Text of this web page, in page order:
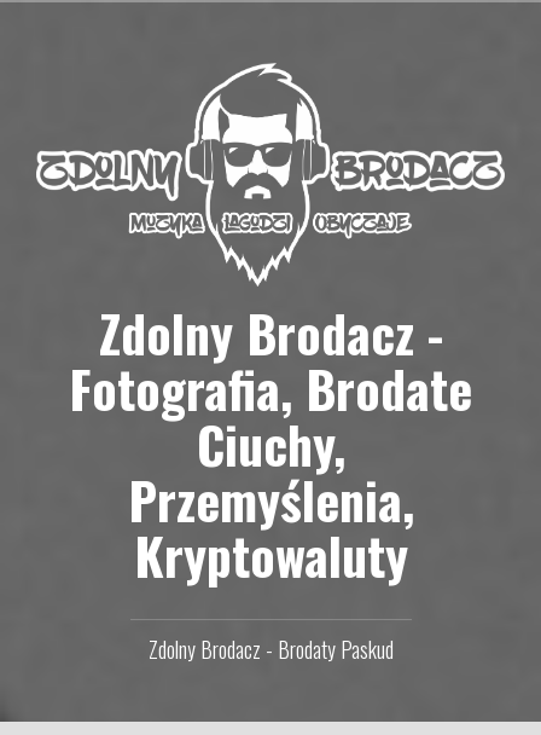
Zdolny Brodacz -
Fotografia, Brodate
Ciuchy,
Przemyślenia,
Kryptowaluty
Zdolny Brodacz - Brodaty Paskud